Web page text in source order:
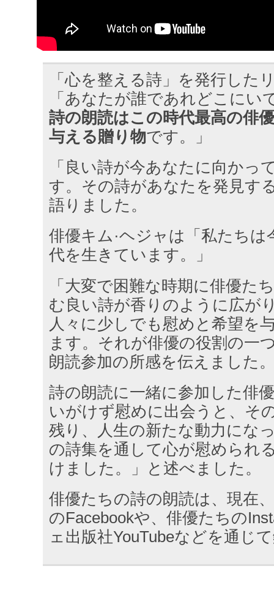
「心を整える詩」を発行した
「あなたが誰であれどこにい
詩の朗読はこの時代最高の俳
与える贈り物です。」
「良い詩が今あなたに向かっ
す。その詩があなたを発見す
語りました。
俳優キム·ヘジャは「私たちは
代を生きています。」
「大変で困難な時期に俳優た
む良い詩が香りのように広が
人々に少しでも慰めと希望を
ます。それが俳優の役割の一
朗読参加の所感を伝えました
詩の朗読に一緒に参加した俳
いがけず慰めに出会うと、そ
残り、人生の新たな動力にな
の詩集を通して心が慰められ
けました。」と述べました。
俳優たちの詩の朗読は、現在
のFacebookや、俳優たちの
ェ出版社YouTubeなどを通じ